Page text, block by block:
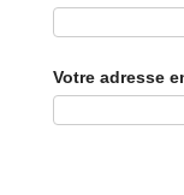
Votre adresse